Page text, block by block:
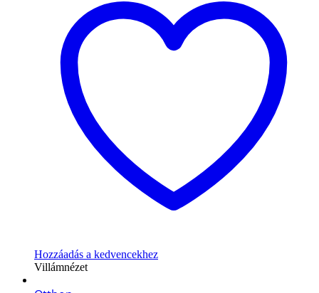
Hozzáadás a kedvencekhez
Villámnézet